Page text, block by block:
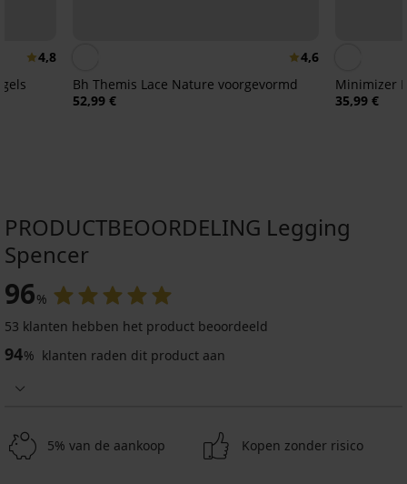
4,8
4,6
Bh Themis Lace Nature voorgevormd
52,99 €
Minimizer
35,99 €
Sale -57%
Dames
PRODUCTBEOORDELING Legging
Spencer
96%
53 klanten hebben het product beoordeeld
94% klanten raden dit product aan
5% van de aankoop Kopen zonder risico